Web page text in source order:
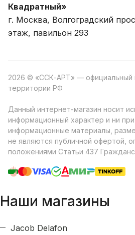
Квадратный»
г. Москва, Волгоградский
этаж, павильон 293
2026 © «ССК-АРТ» — официальный
территории РФ
Данный интернет-магазин носит
информационный характер и ни при
информационные материалы,
не являются публичной офертой,
положениями Статьи 437
Наши магазины
Jacob Delafon